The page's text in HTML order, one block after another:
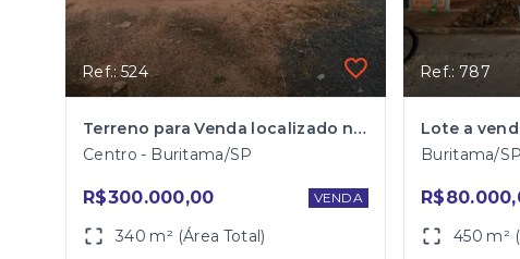
Ref.: 524
Terreno para Venda localizado na Avenida Benedito Vieira Garcia (Av. Frei Marcelo Manília) em Buritama
Centro - Buritama/SP
R$300.000,00 VENDA
340 m² (Área Total)
Ref.: 787
Buritama/SP
450 m²